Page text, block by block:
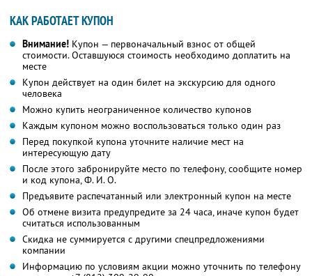
КАК РАБОТАЕТ КУПОН
Внимание! Купон — первоначальный взнос от общей
стоимости. Оставшуюся стоимость необходимо доплатить на
месте
Купон действует на один билет на экскурсию для одного
человека
Можно купить неограниченное количество купонов
Каждым купоном можно воспользоваться только один раз
Перед покупкой купона уточните наличие мест на
интересующую дату
После этого забронируйте место по телефону, сообщите номер
и код купона,Ф. И. О.
Предъявите распечатанный или электронный купон на месте
Об отмене визита предупредите за 24 часа, иначе купон будет
считаться использованным
Скидка не суммируется с другими спецпредложениями
компании
Информацию по условиям акции можно уточнить по телефону